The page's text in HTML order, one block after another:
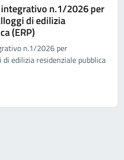
n.1/2026 per
di edilizia
(ERP)
n.1/2026 per
di edilizia residenziale pubblica